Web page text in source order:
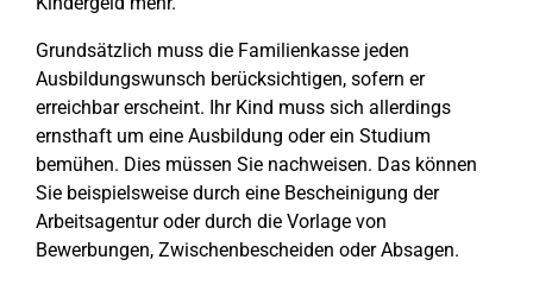
Grundsätzlich muss die Familienkasse jeden
Ausbildungswunsch berücksichtigen, sofern er
erreichbar erscheint. Ihr Kind muss sich allerdings
ernsthaft um eine Ausbildung oder ein Studium
bemühen. Dies müssen Sie nachweisen. Das können
Sie beispielsweise durch eine Bescheinigung der
Arbeitsagentur oder durch die Vorlage von
Bewerbungen, Zwischenbescheiden oder Absagen.